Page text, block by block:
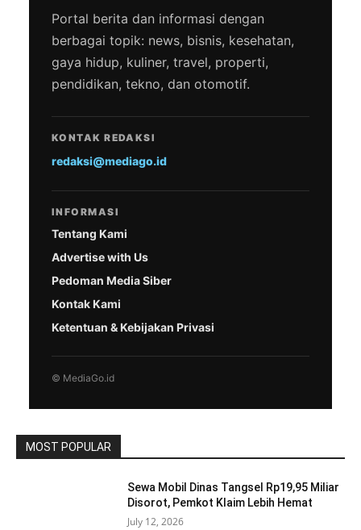
Portal berita dan informasi dengan
berbagai topik: news, bisnis, kesehatan,
gaya hidup, kuliner, travel, properti,
pendidikan, tekno, dan otomotif.
KONTAK REDAKSI
redaksi@mediago.id
INFORMASI
Tentang Kami
Advertise with Us
Pedoman Media Siber
Kontak Kami
Ketentuan & Kebijakan Privasi
© MediaGo.id
MOST POPULAR
Sewa Mobil Dinas Tangsel Rp19,95 Miliar
Disorot, Pemkot Klaim Lebih Hemat
July 12, 2026